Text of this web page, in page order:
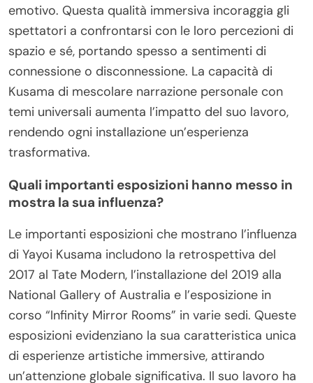
emotivo. Questa qualità immersiva incoraggia gli
spettatori a confrontarsi con le loro percezioni di
spazio e sé, portando spesso a sentimenti di
connessione o disconnessione. La capacità di
Kusama di mescolare narrazione personale con
temi universali aumenta l’impatto del suo lavoro,
rendendo ogni installazione un’esperienza
trasformativa.
Quali importanti esposizioni hanno messo in
mostra la sua influenza?
Le importanti esposizioni che mostrano l’influenza
di Yayoi Kusama includono la retrospettiva del
2017 al Tate Modern, l’installazione del 2019 alla
National Gallery of Australia e l’esposizione in
corso “Infinity Mirror Rooms” in varie sedi. Queste
esposizioni evidenziano la sua caratteristica unica
di esperienze artistiche immersive, attirando
un’attenzione globale significativa. Il suo lavoro ha